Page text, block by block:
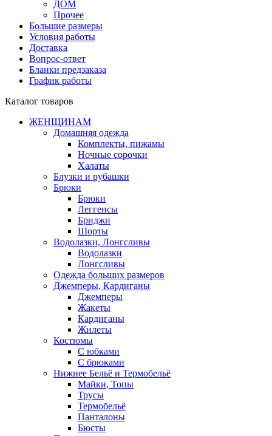
ДОМ
Прочее
Большие размеры
Условия работы
Доставка
Вопрос-ответ
Бланки предзаказа
График работы
Каталог товаров
ЖЕНЩИНАМ
Домашняя одежда
Комплекты, пижамы
Ночные сорочки
Халаты
Блузки и рубашки
Брюки
Брюки
Леггенсы
Бриджи
Шорты
Водолазки, Лонгсливы
Водолазки
Лонгсливы
Одежда больших размеров
Джемперы, Кардиганы
Джемперы
Жакеты
Кардиганы
Жилеты
Костюмы
С юбками
С брюками
Нижнее Бельё и Термобельё
Майки, Топы
Трусы
Термобельё
Панталоны
Бюсты